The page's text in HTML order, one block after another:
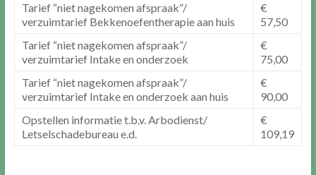
Tarief “niet nagekomen afspraak”/
verzuimtarief Bekkenoefentherapie aan huis
€
57,50
Tarief “niet nagekomen afspraak”/
verzuimtarief Intake en onderzoek
€
75,00
Tarief “niet nagekomen afspraak”/
verzuimtarief Intake en onderzoek aan huis
€
90,00
Opstellen informatie t.b.v. Arbodienst/
Letselschadebureau e.d.
€
109,19